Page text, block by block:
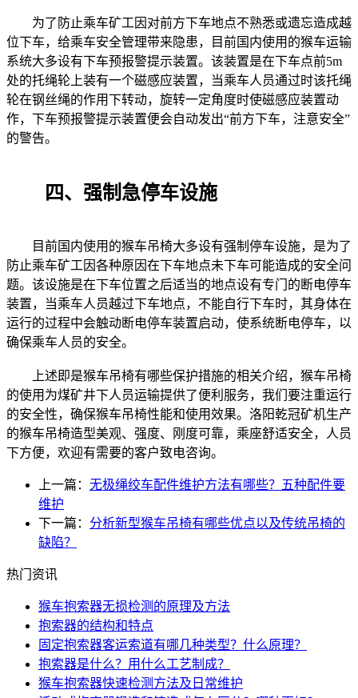
为了防止乘车矿工因对前方下车地点不熟悉或遗忘造成越
位下车，给乘车安全管理带来隐患，目前国内使用的猴车运输
系统大多设有下车预报警提示装置。该装置是在下车点前5m
处的托绳轮上装有一个磁感应装置，当乘车人员通过时该托绳
轮在钢丝绳的作用下转动，旋转一定角度时使磁感应装置动
作，下车预报警提示装置便会自动发出“前方下车，注意安全”
的警告。
四、强制急停车设施
目前国内使用的猴车吊椅大多设有强制停车设施，是为了
防止乘车矿工因各种原因在下车地点未下车可能造成的安全问
题。该设施是在下车位置之后适当的地点设有专门的断电停车
装置，当乘车人员越过下车地点，不能自行下车时，其身体在
运行的过程中会触动断电停车装置启动，使系统断电停车，以
确保乘车人员的安全。
上述即是猴车吊椅有哪些保护措施的相关介绍，猴车吊椅
的使用为煤矿井下人员运输提供了便利服务，我们要注重运行
的安全性，确保猴车吊椅性能和使用效果。洛阳乾冠矿机生产
的猴车吊椅造型美观、强度、刚度可靠，乘座舒适安全，人员
下方便，欢迎有需要的客户致电咨询。
上一篇： 无极绳绞车配件维护方法有哪些？五种配件要
维护
下一篇： 分析新型猴车吊椅有哪些优点以及传统吊椅的
缺陷？
热门资讯
猴车抱索器无损检测的原理及方法
抱索器的结构和特点
固定抱索器客运索道有哪几种类型？什么原理？
抱索器是什么？用什么工艺制成？
猴车抱索器快速检测方法及日常维护